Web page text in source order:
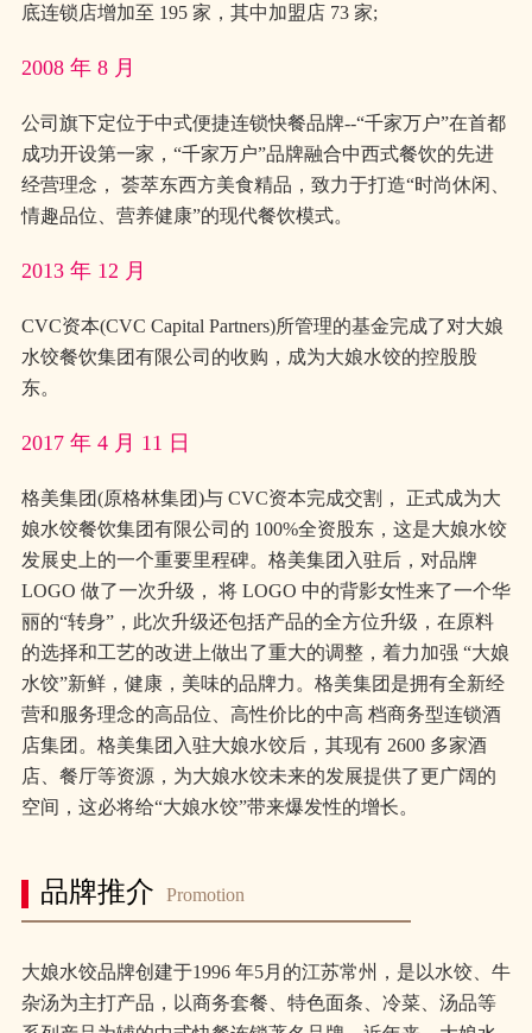
底连锁店增加至 195 家，其中加盟店 73 家;
2008 年 8 月
公司旗下定位于中式便捷连锁快餐品牌--“千家万户”在首都
成功开设第一家，“千家万户”品牌融合中西式餐饮的先进
经营理念， 荟萃东西方美食精品，致力于打造“时尚休闲、
情趣品位、营养健康”的现代餐饮模式。
2013 年 12 月
CVC资本(CVC Capital Partners)所管理的基金完成了对大娘
水饺餐饮集团有限公司的收购，成为大娘水饺的控股股
东。
2017 年 4 月 11 日
格美集团(原格林集团)与 CVC资本完成交割， 正式成为大
娘水饺餐饮集团有限公司的 100%全资股东，这是大娘水饺
发展史上的一个重要里程碑。格美集团入驻后，对品牌
LOGO 做了一次升级， 将 LOGO 中的背影女性来了一个华
丽的“转身”，此次升级还包括产品的全方位升级，在原料
的选择和工艺的改进上做出了重大的调整，着力加强 “大娘
水饺”新鲜，健康，美味的品牌力。格美集团是拥有全新经
营和服务理念的高品位、高性价比的中高 档商务型连锁酒
店集团。格美集团入驻大娘水饺后，其现有 2600 多家酒
店、餐厅等资源，为大娘水饺未来的发展提供了更广阔的
空间，这必将给“大娘水饺”带来爆发性的增长。
品牌推介 Promotion
大娘水饺品牌创建于1996 年5月的江苏常州，是以水饺、牛
杂汤为主打产品，以商务套餐、特色面条、冷菜、汤品等